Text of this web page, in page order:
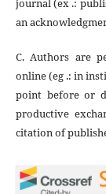
an
C. Authors are
online (eg .: in
point before or
productive
citation of